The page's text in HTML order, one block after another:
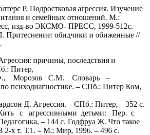
Р. Подростковая агрессия. Изучение
и семейных отношений. М.:
изд-во ЭКСМО- ПРЕСС, 1999-512с.
Притеснение: обидчики и обиженные //
причины, последствия и
Питер,
Морозов С.М. Словарь –
психодиагностике. – СПб.: Питер Ком,
Д. Агрессия. – СПб.: Питер, – 352 с.
с агрессивными детьми: Пер. с
– 144 с. Годфруа Ж. Что такое
2-х т. Т.1. – М.: Мир, 1996. – 496 с.